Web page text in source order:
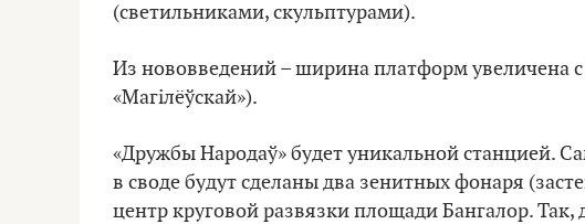
(светильниками, скульптурами).
Из нововведений – ширина платформ увеличена
«Магілёўскай»).
«Дружбы Народаў» будет уникальной станцией.
в своде будут сделаны два зенитных фонаря
центр круговой развязки площади Бангалор. Так,